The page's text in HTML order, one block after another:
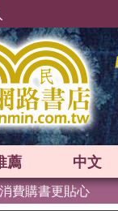
薦 中文
費購書更貼心